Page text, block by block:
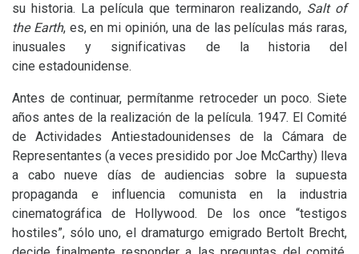
su historia. La película que terminaron realizando, Salt of
the Earth, es, en mi opinión, una de las películas más raras,
inusuales y significativas de la historia del
cine estadounidense.
Antes de continuar, permítanme retroceder un poco. Siete
años antes de la realización de la película. 1947. El Comité
de Actividades Antiestadounidenses de la Cámara de
Representantes (a veces presidido por Joe McCarthy) lleva
a cabo nueve días de audiencias sobre la supuesta
propaganda e influencia comunista en la industria
cinematográfica de Hollywood. De los once “testigos
hostiles”, sólo uno, el dramaturgo emigrado Bertolt Brecht,